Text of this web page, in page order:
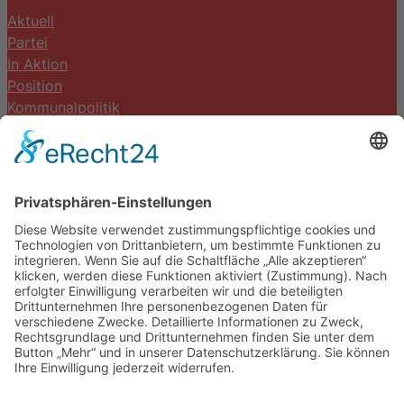
Aktuell
Partei
In Aktion
Position
Kommunalpolitik
Termine
DIE LINKE. Schwalm-Eder
Steingasse 5
34613 Schwalmstadt
Tel.06691 8077899
info@die-linke-schwalm-eder.de
Gesetzliches